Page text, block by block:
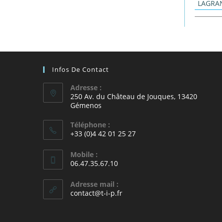
Infos De Contact
Adresse :
250 Av. du Château de Jouques, 13420
Gémenos
Téléphone :
+33 (0)4 42 01 25 27
Mobile :
06.47.35.67.10
Adresse mail :
contact@t-i-p.fr